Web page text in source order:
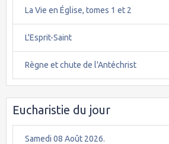
La Vie en Église, tomes 1 et 2
L'Esprit-Saint
Règne et chute de l'Antéchrist
Eucharistie du jour
Samedi 08 Août 2026.